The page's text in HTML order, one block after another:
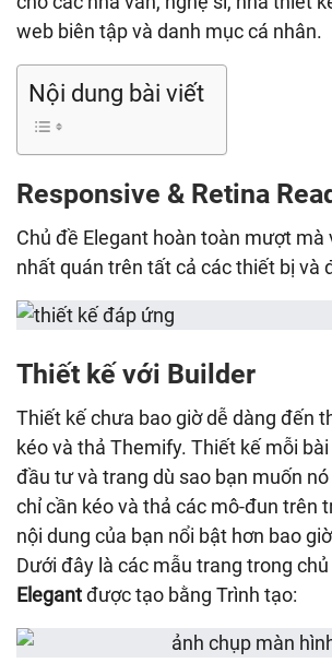
web biên tập và danh mục cá nhân.
Nội dung bài viết
Responsive & Retina
Chủ đề Elegant hoàn toàn mượt mà
nhất quán trên tất cả các thiết bị và
Thiết kế với Builder
Thiết kế chưa bao giờ dễ dàng đến
kéo và thả Themify. Thiết kế mỗi
đầu tư và trang dù sao bạn muốn
chỉ cần kéo và thả các mô-đun trên
nội dung của bạn nổi bật hơn bao
Dưới đây là các mẫu trang trong
Elegantđược tạo bằng Trình tạo: